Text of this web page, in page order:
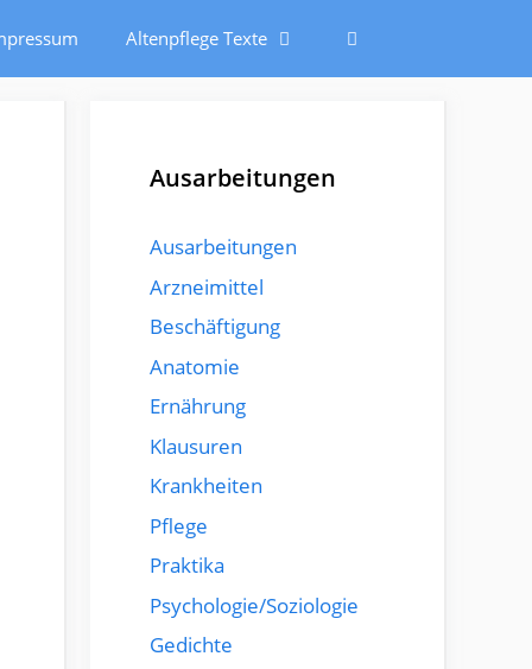
Altenpflege Texte
Ausarbeitungen
Ausarbeitungen
Arzneimittel
Beschäftigung
Anatomie
Ernährung
Klausuren
Krankheiten
Pflege
Praktika
Psychologie/Soziologie
Gedichte